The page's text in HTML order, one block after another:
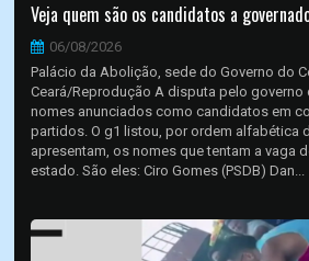
Veja quem são os candidatos a
06/08/2026
Palácio da Abolição, sede do Governo do
Ceará/Reprodução A disputa pelo governo
nomes anunciados como candidatos em
partidos. O g1 listou, por ordem alfabética
apresentam, os nomes que tentam a vaga
estado. São eles: Ciro Gomes (PSDB) Dan...